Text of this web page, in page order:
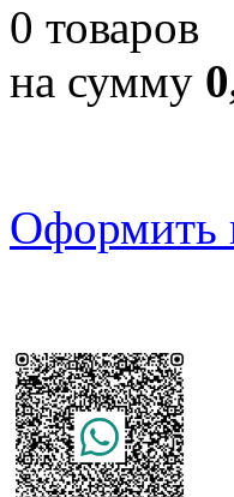
0 товаров
на сумму
Оформить